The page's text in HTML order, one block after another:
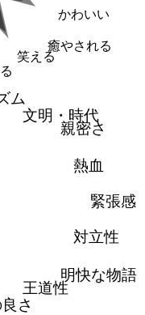
かわいい
癒やされる
笑える
ム
文明・時代
親密さ
熱血
緊張感
対立性
明快な物語
王道性
さ